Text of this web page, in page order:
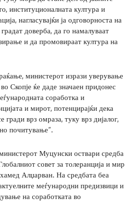
институционалната култура и
нагласувајќи ја одговорноста на
доверба, да го намалуваат
и да промовираат култура на
министерот изрази уверување
Скопје ќе даде значаен придонес
соработка и
и мирот, потенцирајќи дека
гради врз омраза, туку врз дијалог,
почитување“.
Муцунски оствари средба
совет за толеранција и мир
Алџарван. На средбата беа
меѓународни предизвици и
на соработката во